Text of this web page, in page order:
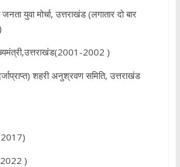
युवा मोर्चा, उत्तराखंड (लगातार दो बार
2002 )
शहरी अनुश्रवण समिति, उत्तराखंड
2022 )